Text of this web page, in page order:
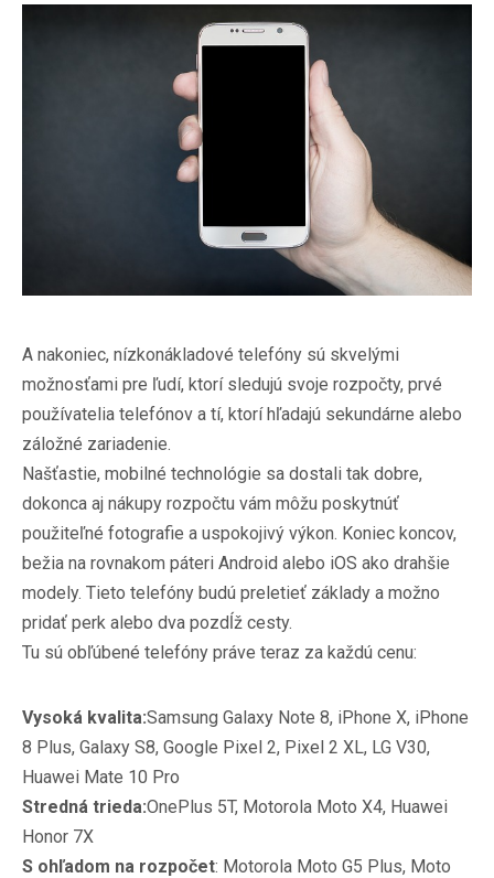
A nakoniec, nízkonákladové telefóny sú skvelými
možnosťami pre ľudí, ktorí sledujú svoje rozpočty, prvé
používatelia telefónov a tí, ktorí hľadajú sekundárne alebo
záložné zariadenie.
Našťastie, mobilné technológie sa dostali tak dobre,
dokonca aj nákupy rozpočtu vám môžu poskytnúť
použiteľné fotografie a uspokojivý výkon. Koniec koncov,
bežia na rovnakom páteri Android alebo iOS ako drahšie
modely. Tieto telefóny budú preletieť základy a možno
pridať perk alebo dva pozdĺž cesty.
Tu sú obľúbené telefóny práve teraz za každú cenu:
Vysoká kvalita:Samsung Galaxy Note 8, iPhone X, iPhone
8 Plus, Galaxy S8, Google Pixel 2, Pixel 2 XL, LG V30,
Huawei Mate 10 Pro
Stredná trieda:OnePlus 5T, Motorola Moto X4, Huawei
Honor 7X
S ohľadom na rozpočet: Motorola Moto G5 Plus, Moto